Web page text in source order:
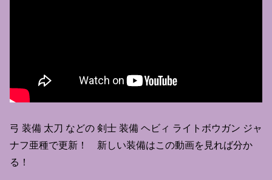
弓 装備 太刀 などの 剣士 装備 ヘビィ ライトボウガン ジャ
ナフ亜種で更新！ 新しい装備はこの動画を見れば分か
る！